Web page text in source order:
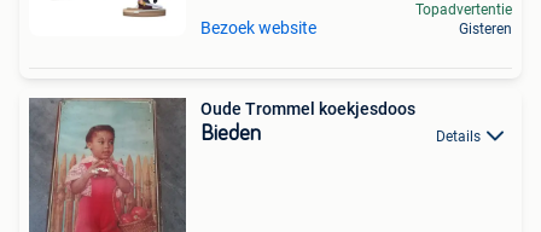
Bezoek website
Topadvertentie
Gisteren
Oude Trommel koekjesdoos
Bieden Details